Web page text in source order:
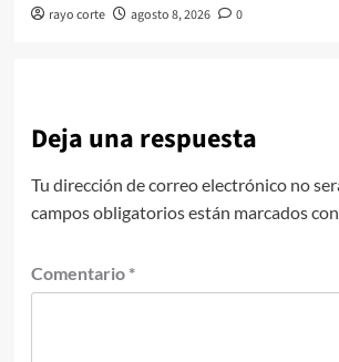
rayo corte agosto 8, 2026 0
Deja una respuesta
Tu dirección de correo electrónico no
campos obligatorios están marcados con
Comentario *